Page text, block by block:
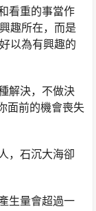
看重的事當作
趣所在，而是
以為有興趣的
解決，不做決
面前的機會喪失
，石沉大海卻
生量會超過一